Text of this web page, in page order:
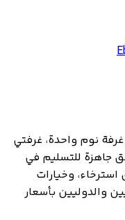
نوم واحدة، غرفتي
جاهزة للتسليم في
استرخاء، وخيارات
والدوليين بأسعار